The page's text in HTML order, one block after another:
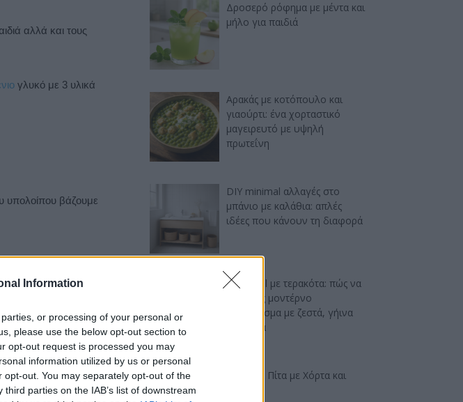
Information
or processing of your personal or
please use the below opt-out section to
opt-out request is processed you may
information utilized by us or personal
out. You may separately opt-out of the
parties on the IAB’s list of downstream
αλλά και τους
γλυκό με 3 υλικά
υπολοίπου βάζουμε
και τα καρύδια.
Δροσερό ρόφημα με μέντα και
μήλο για παιδιά
Αρακάς με κοτόπουλο και
γιαούρτι: ένα χορταστικό
μαγειρευτό με υψηλή
πρωτεΐνη
DIY minimal αλλαγές στο
μπάνιο με καλάθια: απλές
ιδέες που κάνουν τη διαφορά
Industrial με τερακότα: πώς να
πετύχεις μοντέρνο
αποτέλεσμα με ζεστά, γήινα
χρώματα
Ελαφριά Πίτα με Χόρτα και